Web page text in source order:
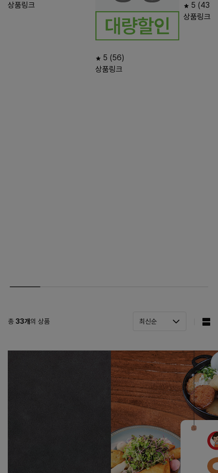
상품링크
5 (56)
상품링크
5 (43)
상품링크
총 33개의 상품